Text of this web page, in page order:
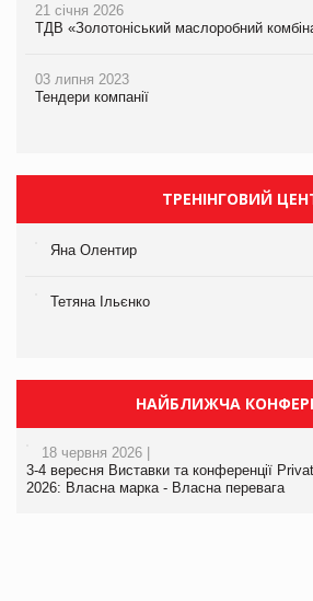
21 січня 2026
ТДВ «Золотоніський маслоробний
03 липня 2023
Тендери компанії
ТРЕНІНГОВИЙ
Яна Олентир
Тетяна Ільєнко
НАЙБЛИЖЧА
18 червня 2026 |
3-4 вересня Виставки та конференції
2026: Власна марка - Власна перевага